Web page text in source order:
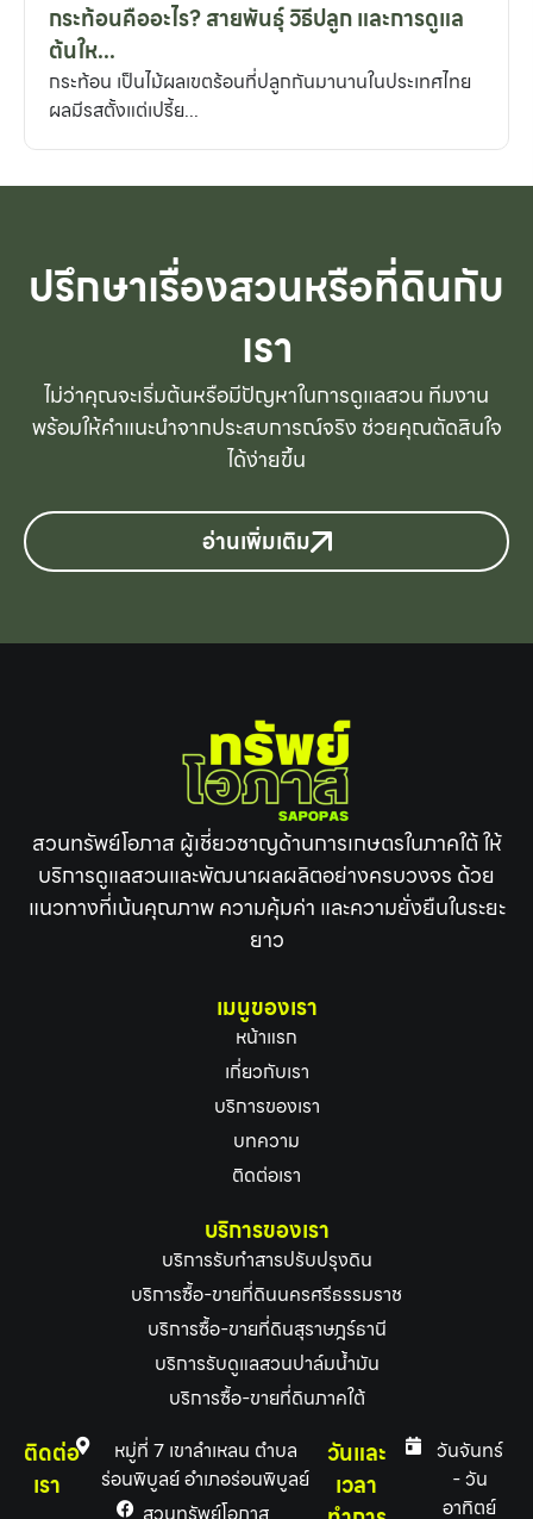
กระท้อนคืออะไร? สายพันธุ์ วิธีปลูก และการดูแล
ต้นให...
กระท้อน เป็นไม้ผลเขตร้อนที่ปลูกกันมานานในประเทศไทย
ผลมีรสตั้งแต่เปรี้ย...
ปรึกษาเรื่องสวนหรือที่ดินกับ
เรา
ไม่ว่าคุณจะเริ่มต้นหรือมีปัญหาในการดูแลสวน ทีมงาน
พร้อมให้คำแนะนำจากประสบการณ์จริง ช่วยคุณตัดสินใจ
ได้ง่ายขึ้น
อ่านเพิ่มเติม
สวนทรัพย์โอภาส ผู้เชี่ยวชาญด้านการเกษตรในภาคใต้ ให้
บริการดูแลสวนและพัฒนาผลผลิตอย่างครบวงจร ด้วย
แนวทางที่เน้นคุณภาพ ความคุ้มค่า และความยั่งยืนในระยะ
ยาว
เมนูของเรา
หน้าแรก
เกี่ยวกับเรา
บริการของเรา
บทความ
ติดต่อเรา
บริการของเรา
บริการรับทำสารปรับปรุงดิน
บริการซื้อ-ขายที่ดินนครศรีธรรมราช
บริการซื้อ-ขายที่ดินสุราษฎร์ธานี
บริการรับดูแลสวนปาล์มน้ำมัน
บริการซื้อ-ขายที่ดินภาคใต้
ติดต่อ
เรา
หมู่ที่ 7 เขาลำเหลน ตำบล
ร่อนพิบูลย์ อำเภอร่อนพิบูลย์
วันและ
เวลา
วันจันทร์
- วัน
อาทิตย์